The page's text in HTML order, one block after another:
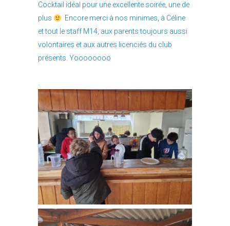
Cocktail idéal pour une excellente soirée, une de
plus
Encore merci à nos minimes, à Céline
et tout le staff M14, aux parents toujours aussi
volontaires et aux autres licenciés du club
présents. Yoooooooo